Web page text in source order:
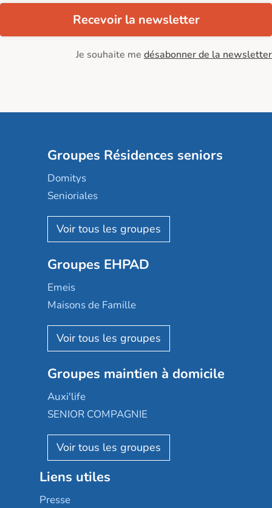
Recevoir la newsletter
Je souhaite me désabonner de la newsletter
Groupes Résidences seniors
Domitys
Senioriales
Nohée
Les Résidentiels
Mobicap
Domusvi
Happy Senior
Aquarelia
Nexity edenea
Les jardins d'Arcadie
Occitalia
Appartseniors
Reseda
Stella management
Les villages d'or
Sérénys
Groupes EHPAD
Emeis
Maisons de Famille
Korian
Emera
Groupe SOS
Le Noble Âge
Almage
Résidalya
Groupe aplus
Groupes maintien à domicile
Auxi'life
SENIOR COMPAGNIE
AGE D'OR Services
Liens utiles
Presse